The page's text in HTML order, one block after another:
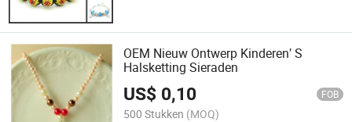
OEM Nieuw Ontwerp Kinderen′ S
Halsketting Sieraden
US$ 0,10 FOB
500 Stukken (MOQ)